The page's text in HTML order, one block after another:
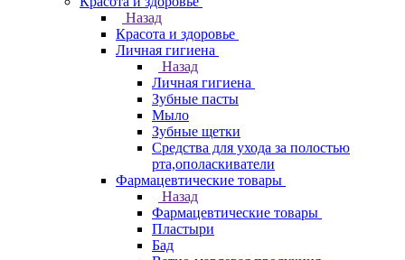
Назад
Красота и здоровье
Личная гигиена
Назад
Личная гигиена
Зубные пасты
Мыло
Зубные щетки
Средства для ухода за полостью
рта,ополаскиватели
Фармацевтические товары
Назад
Фармацевтические товары
Пластыри
Бад